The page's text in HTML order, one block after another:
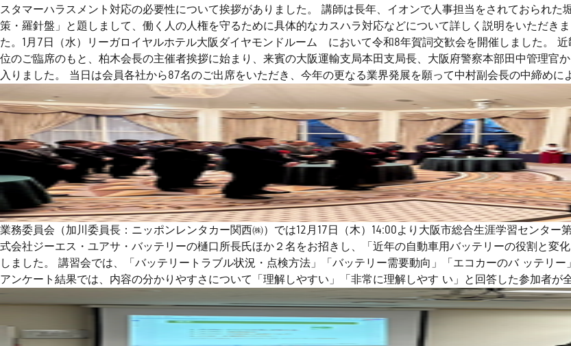
スタマーハラスメント対応の必要性について挨拶がありました。 講師は長年、イオンで人事担当をされておられ
策・羅針盤」と題しまして、働く人の人権を守るために具体的なカスハラ対応などについて詳しく説明をいただき
た。1月7日（水）リーガロイヤルホテル大阪ダイヤモンドルーム において令和8年賀詞交歓会を開催しました。
位のご臨席のもと、柏木会長の主催者挨拶に始まり、来賓の大阪運輸支局本田支局長、大阪府警察本部田中管理官
入りました。 当日は会員各社から87名のご出席をいただき、今年の更なる業界発展を願って中村副会長の中締めに
業務委員会（加川委員長：ニッポンレンタカー関西㈱）では12月17日（木）14:00より大阪市総合生涯学習センタ
式会社ジーエス・ユアサ・バッテリーの樋口所長氏ほか２名をお招きし、「近年の自動車用バッテリーの役割と変
しました。 講習会では、「バッテリートラブル状況・点検方法」「バッテリー需要動向」「エコカーのバ ッテリ
アンケート結果では、内容の分かりやすさについて「理解しやすい」「非常に理解しやす い」と回答した参加者が